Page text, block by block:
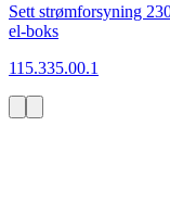
Sett strømforsyning
el-boks
115.335.00.1